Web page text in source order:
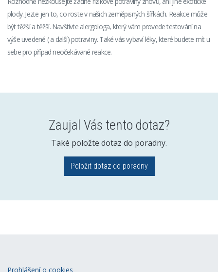
plody. Jezte jen to, co roste v našich zeměpisných šířkách. Reakce může
být těžší a těžší. Navštivte alergologa, který vám provede testování na
výše uvedené ( a další) potraviny. Také vás vybaví léky, které budete mít u
sebe pro případ neočekávané reakce.
Zaujal Vás tento dotaz?
Také položte dotaz do poradny.
Položit dotaz do poradny
Prohlášení o cookies